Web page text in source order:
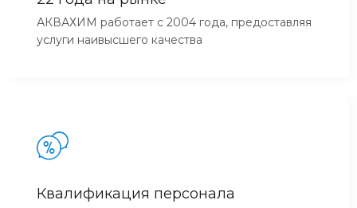
АКВАХИМ работает с 2004 года, предоставляя
услуги наивысшего качества
Квалификация персонала